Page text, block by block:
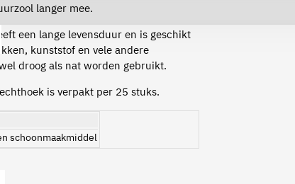
langer mee.
een lange levensduur en is geschikt
kunststof en vele andere
droog als nat worden gebruikt.
is verpakt per 25 stuks.
schoonmaakmiddel